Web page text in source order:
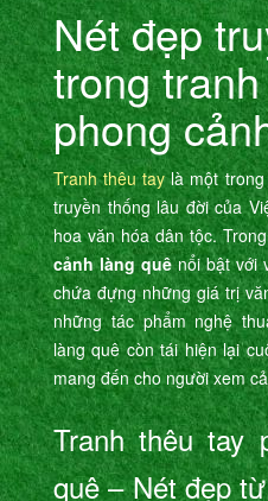
Nét đẹp
trong
phong
Tranh thêu taylà một trong
truyền thống lâu đời của
hoa văn hóa dân tộc.
cảnh làng quênổi bật với
chứa đựng những giá trị
những tác phẩm nghệ
làng quê còn tái hiện lại
mang đến cho người xem
Tranh thêu tay
quê – Nét đẹp